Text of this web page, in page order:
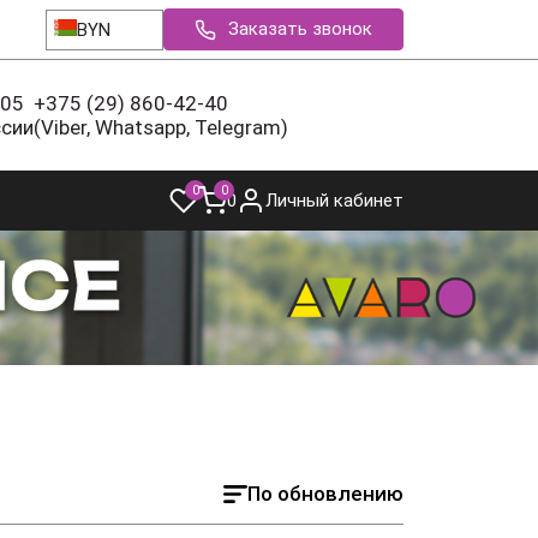
BYN Заказать звонок
+375 (29) 860-42-40
(Viber, Whatsapp, Telegram)
0 00 Личный кабинет
По обновлению